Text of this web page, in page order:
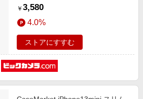
iPhone13mini-BCM2S2133-78
￥ 3,580
4.0%
ストアにすすむ